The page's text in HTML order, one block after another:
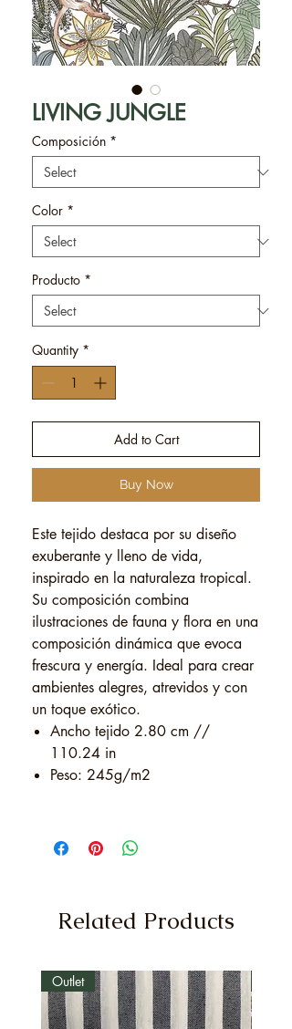
LIVING JUNGLE
Composición *
Color *
Producto *
Quantity *
Add to Cart
Buy Now
Este tejido destaca por su diseño
exuberante y lleno de vida,
inspirado en la naturaleza tropical.
Su composición combina
ilustraciones de fauna y flora en una
composición dinámica que evoca
frescura y energía. Ideal para crear
ambientes alegres, atrevidos y con
un toque exótico.
Ancho tejido 2.80 cm //
110.24 in
Peso: 245g/m2
Related Products
Outlet